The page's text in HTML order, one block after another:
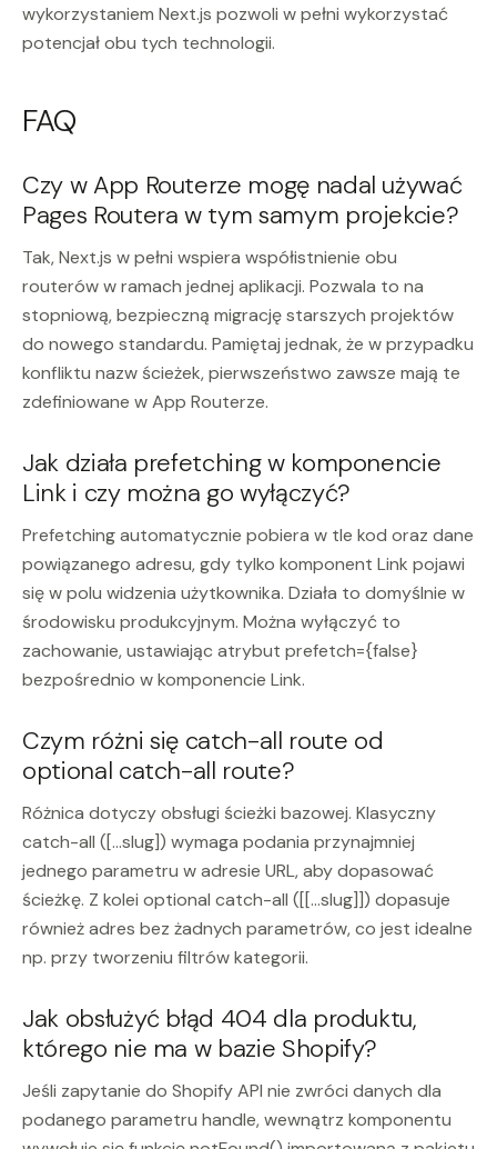
wykorzystaniem Next.js pozwoli w pełni wykorzystać
potencjał obu tych technologii.
FAQ
Czy w App Routerze mogę nadal używać
Pages Routera w tym samym projekcie?
Tak, Next.js w pełni wspiera współistnienie obu
routerów w ramach jednej aplikacji. Pozwala to na
stopniową, bezpieczną migrację starszych projektów
do nowego standardu. Pamiętaj jednak, że w przypadku
konfliktu nazw ścieżek, pierwszeństwo zawsze mają te
zdefiniowane w App Routerze.
Jak działa prefetching w komponencie
Link i czy można go wyłączyć?
Prefetching automatycznie pobiera w tle kod oraz dane
powiązanego adresu, gdy tylko komponent Link pojawi
się w polu widzenia użytkownika. Działa to domyślnie w
środowisku produkcyjnym. Można wyłączyć to
zachowanie, ustawiając atrybut prefetch={false}
bezpośrednio w komponencie Link.
Czym różni się catch-all route od
optional catch-all route?
Różnica dotyczy obsługi ścieżki bazowej. Klasyczny
catch-all ([...slug]) wymaga podania przynajmniej
jednego parametru w adresie URL, aby dopasować
ścieżkę. Z kolei optional catch-all ([[...slug]]) dopasuje
również adres bez żadnych parametrów, co jest idealne
np. przy tworzeniu filtrów kategorii.
Jak obsłużyć błąd 404 dla produktu,
którego nie ma w bazie Shopify?
Jeśli zapytanie do Shopify API nie zwróci danych dla
podanego parametru handle, wewnątrz komponentu